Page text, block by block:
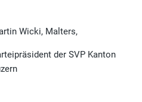
Wicki, Malters,
der SVP Kanton